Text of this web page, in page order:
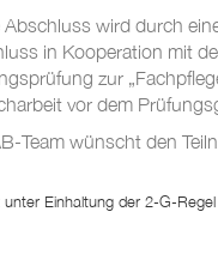
Abschluss wird durch
in Kooperation mit
zur
vor dem
Team wünscht den
unter Einhaltung der 2-G-